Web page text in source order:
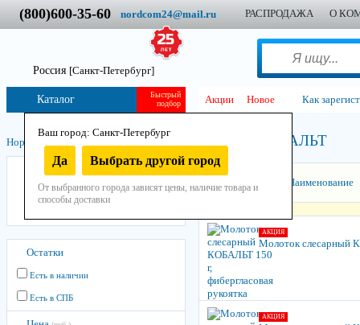
(800)600-35-60 nordcom24@mail.ru РАСПРОДАЖА О
Россия [Санкт-Петербург]
Ваш город: Санкт-Петербург
Да Выбрать другой город
От выбранного города зависят цены, наличие товара и
способы доставки
Быстрый
подбор
Каталог Акции Новое Как
Нордком Инструмент Ручной / Ударный КОБАЛЬТ
КОБАЛЬТ
Россия
Остатки
Есть в наличии
Есть в СПБ
Наименование
АКЦИЯ
Молоток слесарный
АКЦИЯ